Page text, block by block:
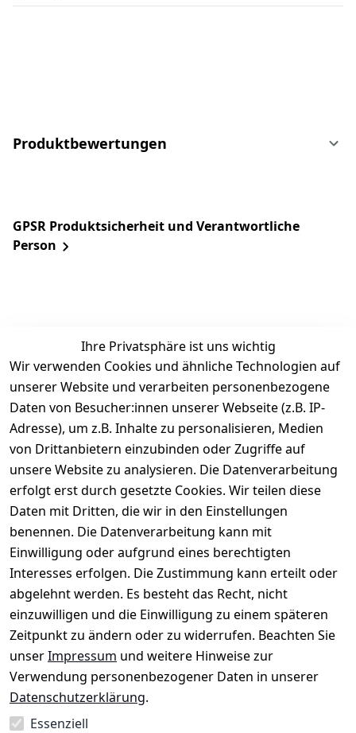
Produktbewertungen
GPSR Produktsicherheit und Verantwortliche
Person
Ihre Privatsphäre ist uns wichtig
Wir verwenden Cookies und ähnliche Technologien auf
unserer Website und verarbeiten personenbezogene
Daten von Besucher:innen unserer Webseite (z.B. IP-
Adresse), um z.B. Inhalte zu personalisieren, Medien
von Drittanbietern einzubinden oder Zugriffe auf
unsere Website zu analysieren. Die Datenverarbeitung
erfolgt erst durch gesetzte Cookies. Wir teilen diese
Daten mit Dritten, die wir in den Einstellungen
benennen. Die Datenverarbeitung kann mit
Einwilligung oder aufgrund eines berechtigten
Interesses erfolgen. Die Zustimmung kann erteilt oder
abgelehnt werden. Es besteht das Recht, nicht
einzuwilligen und die Einwilligung zu einem späteren
Zeitpunkt zu ändern oder zu widerrufen. Beachten Sie
unserImpressum und weitere Hinweise zur
Verwendung personenbezogener Daten in unserer
Datenschutzerklärung.
Essenziell
Rechtliches
AGB
Impressum
Datenschutze
rklärung
Barrierefreihe
itserklärung
Widerrufsrec
ht
Service
Kontakt
Registrieren
Rechnungska
Kontakt
↺ 30 Tage
Widerrufsre
cht
Informatio
nen
Retourenlage
r: Eichenallee
3, 06184
Kabelsketal
Telefon: +49
1512 6260858
E-Mail:
info@konsyst
em.de
Blog und
Wissensdaten
bank
Über uns
★★★★☆
Top-Verkäufer
★★★★★
Bewertungen
Über 228.000